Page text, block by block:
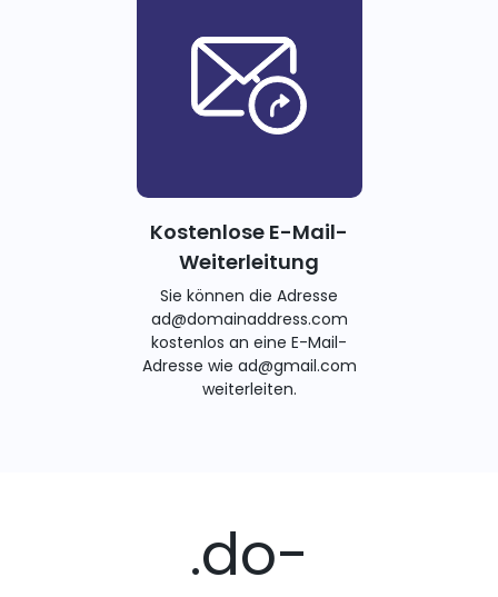
Kostenlose E-Mail-
Weiterleitung
Sie können die Adresse
ad@domainaddress.com
kostenlos an eine E-Mail-
Adresse wie ad@gmail.com
weiterleiten.
.do-